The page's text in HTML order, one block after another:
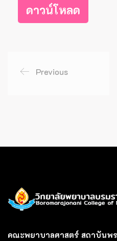
ดาวน์โหลด
Previous
คณะพยาบาลศาสตร์ สถาบันพ